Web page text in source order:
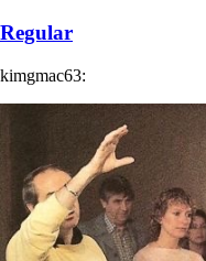
Regular
kimgmac63: